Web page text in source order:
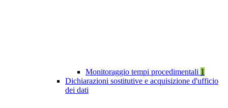
Monitoraggio tempi procedimentali 1
Dichiarazioni sostitutive e acquisizione d'ufficio
dei dati